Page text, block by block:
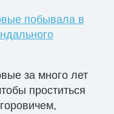
побывала в
за много лет
проститься